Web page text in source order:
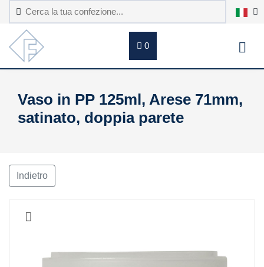
0
Vaso in PP 125ml, Arese 71mm,
satinato, doppia parete
Indietro